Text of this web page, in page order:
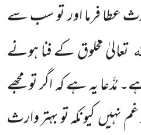
عطا فرما اور تو سب سے
تعالیٰ مخلوق کے فنا ہونے
مُدَّعا یہ ہے کہ اگر تو مجھے
کیونکہ تو بہتر وارث